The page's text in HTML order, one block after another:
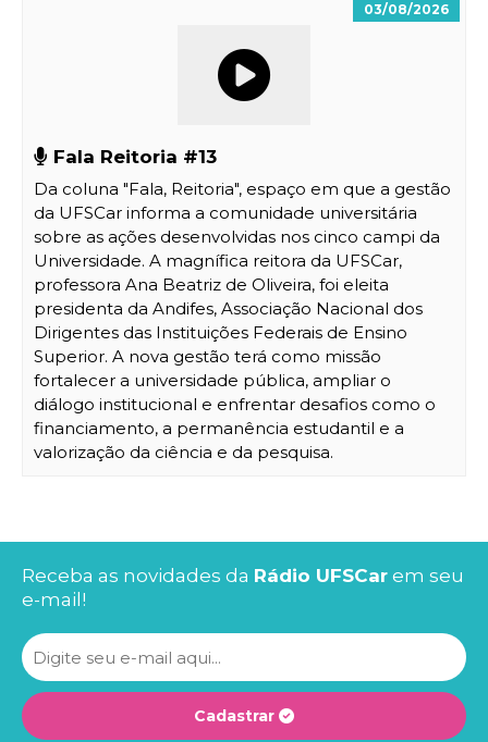
Fala Reitoria #13
03/08/2026
Da coluna "Fala, Reitoria", espaço em que a gestão
da UFSCar informa a comunidade universitária
sobre as ações desenvolvidas nos cinco campi da
Universidade. A magnífica reitora da UFSCar,
professora Ana Beatriz de Oliveira, foi eleita
presidenta da Andifes, Associação Nacional dos
Dirigentes das Instituições Federais de Ensino
Superior. A nova gestão terá como missão
fortalecer a universidade pública, ampliar o
diálogo institucional e enfrentar desafios como o
financiamento, a permanência estudantil e a
valorização da ciência e da pesquisa.
Receba as novidades da Rádio UFSCar em seu
e-mail!
Cadastrar